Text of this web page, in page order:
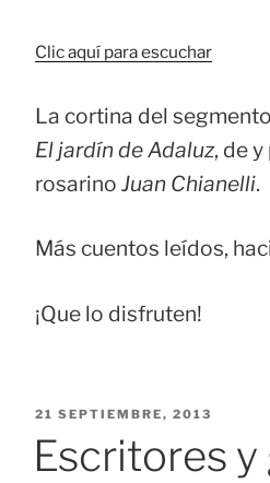
Clic aquí para escuchar
La cortina del
El jardín de Adaluz, de
rosarino Juan Chianelli.
Más cuentos leídos,
¡Que lo disfruten!
PUBLICADO
21 SEPTIEMBRE, 2013
Escritores